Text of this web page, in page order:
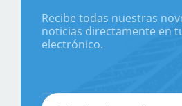
Recibe todas nuestras
noticias directamente en
electrónico.